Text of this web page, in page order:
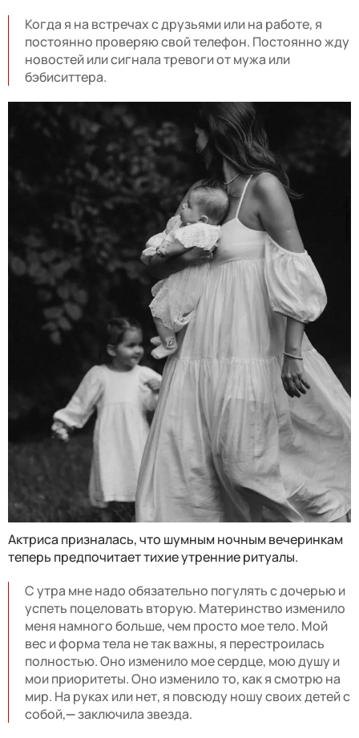
Когда я на встречах с друзьями или на работе, я
постоянно проверяю свой телефон. Постоянно жду
новостей или сигнала тревоги от мужа или
бэбиситтера.
Актриса призналась, что шумным ночным вечеринкам
теперь предпочитает тихие утренние ритуалы.
С утра мне надо обязательно погулять с дочерью и
успеть поцеловать вторую. Материнство изменило
меня намного больше, чем просто мое тело. Мой
вес и форма тела не так важны, я перестроилась
полностью. Оно изменило мое сердце, мою душу и
мои приоритеты. Оно изменило то, как я смотрю на
мир. На руках или нет, я повсюду ношу своих детей с
собой,—заключила звезда.